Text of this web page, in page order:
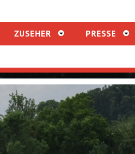
ZUSEHER PRESSE